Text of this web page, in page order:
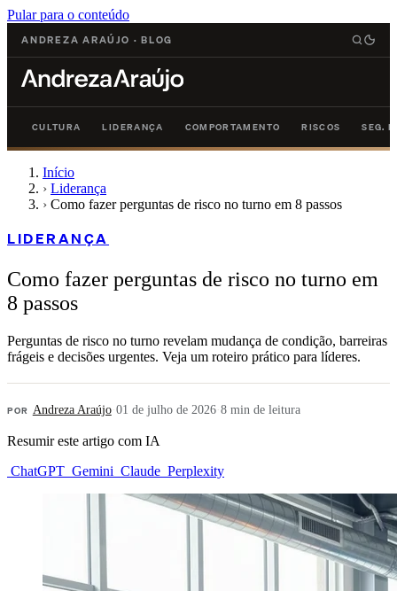
Pular para o conteúdo
ANDREZA ARAÚJO · BLOG
CULTURA LIDERANÇA COMPORTAMENTO RISCOS SEG.
Início
› Liderança
› Como fazer perguntas de risco no turno em 8 passos
LIDERANÇA
Como fazer perguntas de risco no turno em
8 passos
Perguntas de risco no turno revelam mudança de condição, barreiras
frágeis e decisões urgentes. Veja um roteiro prático para líderes.
POR Andreza Araújo·01 de julho de 2026·8 min de leitura
Resumir este artigo com IA
ChatGPT Gemini Claude Perplexity